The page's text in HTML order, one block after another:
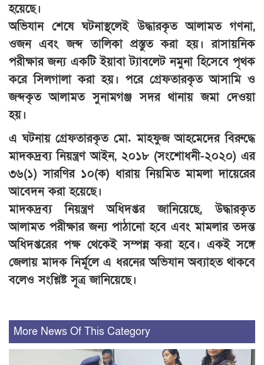
হয়েছে।
অভিযান শেষে ঘটনাস্থলেই উদ্ধারকৃত আলামত গণনা,
ওজন এবং জব্দ তালিকা প্রস্তুত করা হয়। রাসায়নিক
পরীক্ষার জন্য একটি ইয়াবা ট্যাবলেট নমুনা হিসেবে পৃথক
করে সিলগালা করা হয়। পরে গ্রেফতারকৃত আসামি ও
জব্দকৃত আলামত সুনামগঞ্জ সদর থানায় জমা দেওয়া
হয়।
এ ঘটনায় গ্রেফতারকৃত মো. মাহফুজ আহমেদের বিরুদ্ধে
মাদকদ্রব্য নিয়ন্ত্রণ আইন, ২০১৮ (সংশোধনী-২০২০) এর
৩৬(১) সারণির ১০(ক) ধারায় নিয়মিত মামলা দায়েরের
আবেদন করা হয়েছে।
মাদকদ্রব্য নিয়ন্ত্রণ অধিদপ্তর জানিয়েছে, উদ্ধারকৃত
আলামত পরীক্ষার জন্য পাঠানো হবে এবং মামলার তদন্ত
অধিদপ্তরের পক্ষ থেকেই সম্পন্ন করা হবে। একই সঙ্গে
জেলায় মাদক নির্মূলে এ ধরনের অভিযান অব্যাহত থাকবে
বলেও সংশ্লিষ্ট সূত্র জানিয়েছে।
More News Of This Category